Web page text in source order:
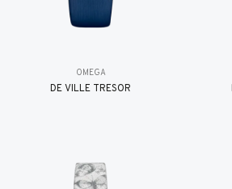
OMEGA
DE VILLE TRESOR